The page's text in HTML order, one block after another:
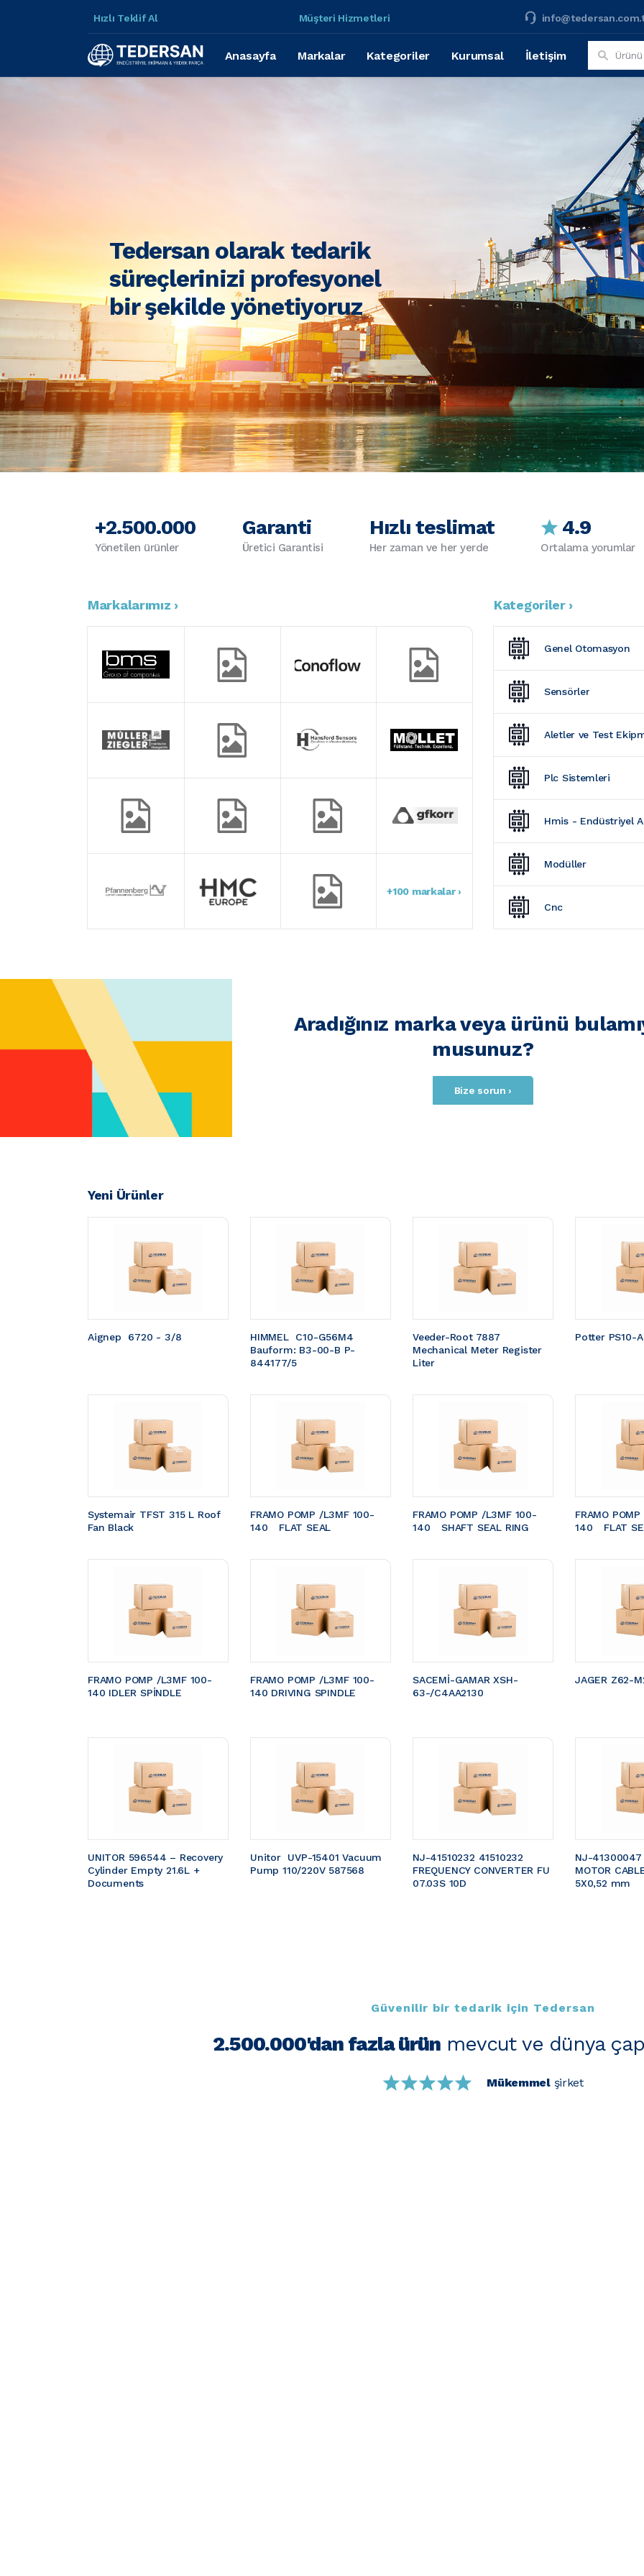
Hızlı Teklif Al Müşteri Hizmetleri
Anasayfa Markalar Kategoriler Kurumsal İletişim
Tedersan olarak tedarik
süreçlerinizi profesyonel
bir şekilde yönetiyoruz
+2.500.000
Yönetilen ürünler
Garanti
Üretici Garantisi
Hızlı teslimat
Her zaman ve her yerde
4.9
Ortalama yorumlar
Markalarımız ›
+100 markalar ›
Kategoriler ›
Genel Otomasyon
Sensörler
Aletler ve Test
Plc Sistemleri
Hmis - Endüstriyel
Modüller
Cnc
Aradığınız marka veya ürünü
musunuz?
Bize sorun ›
Yeni Ürünler
Aignep  6720 - 3/8
HIMMEL  C10-G56M4
Bauform: B3-00-B P-
844177/5
Veeder-Root 7887
Mechanical Meter Register
Liter
Potter PS10-A
Systemair TFST 315 L Roof
Fan Black
FRAMO POMP /L3MF 100-
140	FLAT SEAL
FRAMO POMP /L3MF 100-
140	SHAFT SEAL RING
FRAMO
140	FLAT
FRAMO POMP /L3MF 100-
140 IDLER SPİNDLE
FRAMO POMP /L3MF 100-
140 DRIVING SPINDLE
SACEMİ-GAMAR XSH-
63-/C4AA2130
JAGER Z62-
UNITOR 596544 – Recovery
Cylinder Empty 21.6L +
Documents
Unitor  UVP-15401 Vacuum
Pump 110/220V 587568
NJ-41510232 41510232
FREQUENCY CONVERTER FU
07.03S 10D
NJ-
MOTOR
5X0,52 mm
Güvenilir bir tedarik için Tedersan
2.500.000'dan fazla ürünmevcut ve dünya
Mükemmelşirket